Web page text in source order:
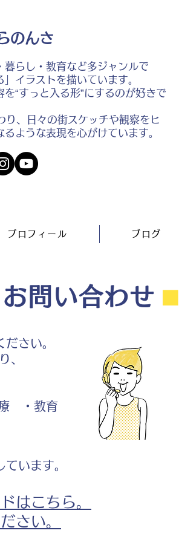
のんさ
らし・教育など多ジャンルで
イラストを描いています。
“すっと入る形”にするのが好きで
、日々の街スケッチや観察をヒ
ような表現を心がけています。
プロフィール ブログ
問い合わせ ⬛︎
さい。
、
・教育
います。
はこちら。
さい。